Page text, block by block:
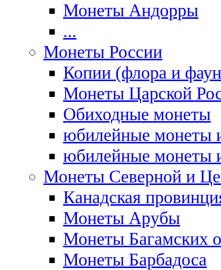
Монеты Андорры
...
Монеты России
Копии (флора и
Монеты Царской
Обиходные монеты
юбилейные монеты
юбилейные монеты
Монеты Северной и
Канадская
Монеты Арубы
Монеты Багамских
Монеты Барбадоса